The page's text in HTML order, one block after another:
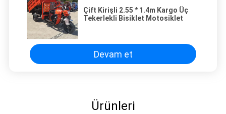
Çift Kirişli 2.55 * 1.4m Kargo Üç
Tekerlekli Bisiklet Motosiklet
Devam et
Ürünleri